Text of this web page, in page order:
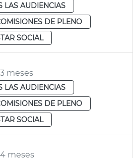
LAS AUDIENCIAS
DE PLENO
SOCIAL
meses
LAS AUDIENCIAS
DE PLENO
SOCIAL
meses